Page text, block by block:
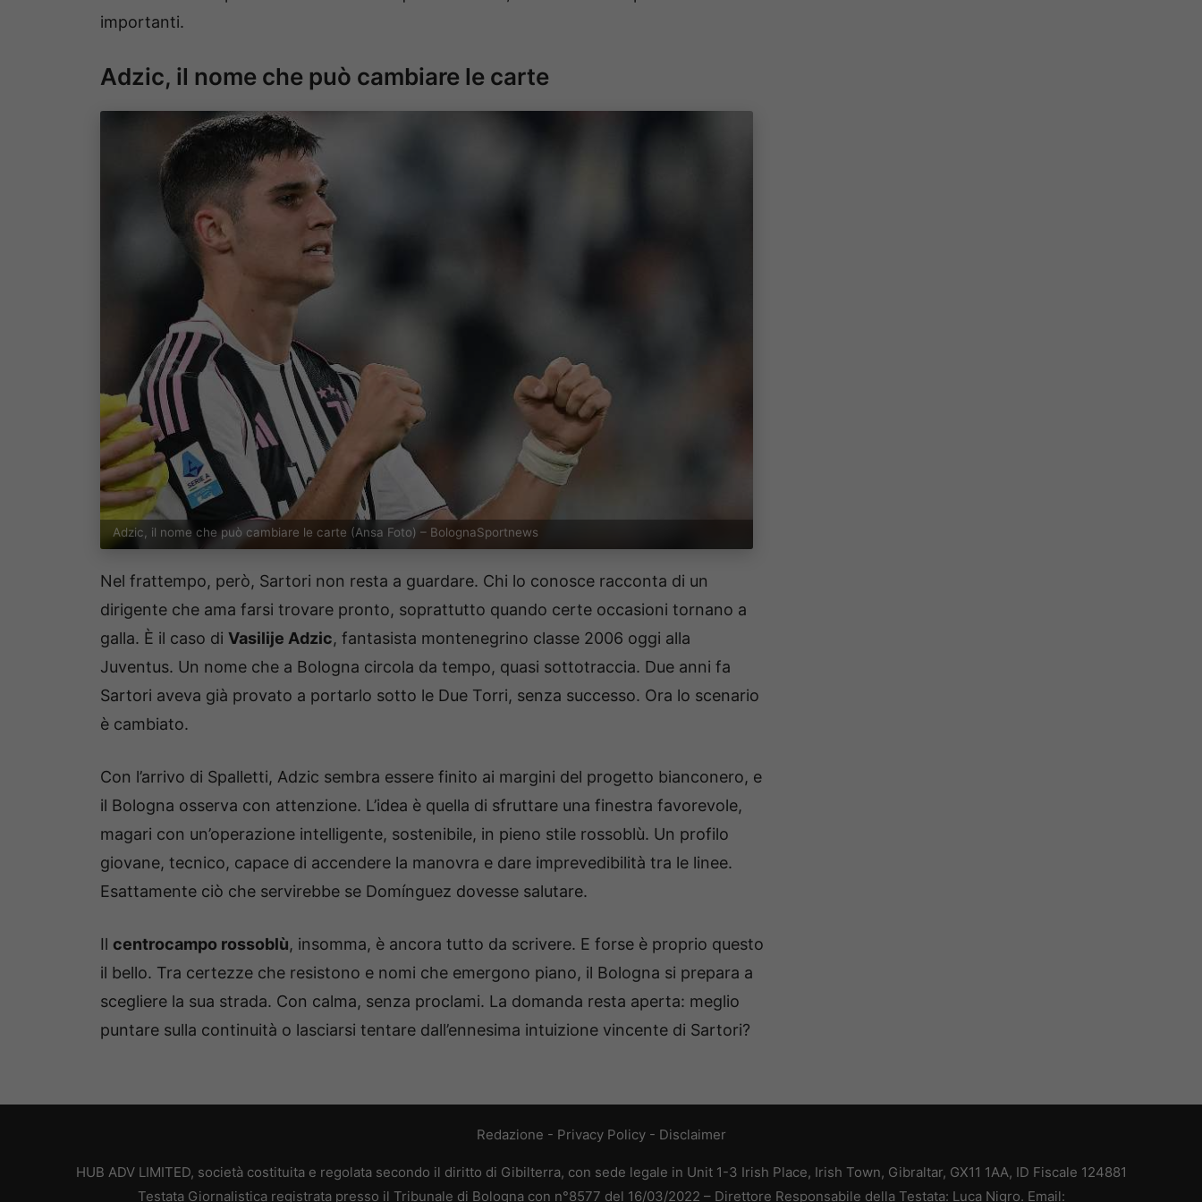
importanti.
Adzic, il nome che può cambiare le carte
Adzic, il nome che può cambiare le carte (Ansa Foto) – BolognaSportnews
Nel frattempo, però, Sartori non resta a guardare. Chi lo conosce racconta di un
dirigente che ama farsi trovare pronto, soprattutto quando certe occasioni tornano a
galla. È il caso di Vasilije Adzic, fantasista montenegrino classe 2006 oggi alla
Juventus. Un nome che a Bologna circola da tempo, quasi sottotraccia. Due anni fa
Sartori aveva già provato a portarlo sotto le Due Torri, senza successo. Ora lo scenario
è cambiato.
Con l’arrivo di Spalletti, Adzic sembra essere finito ai margini del progetto bianconero, e
il Bologna osserva con attenzione. L’idea è quella di sfruttare una finestra favorevole,
magari con un’operazione intelligente, sostenibile, in pieno stile rossoblù. Un profilo
giovane, tecnico, capace di accendere la manovra e dare imprevedibilità tra le linee.
Esattamente ciò che servirebbe se Domínguez dovesse salutare.
Il centrocampo rossoblù, insomma, è ancora tutto da scrivere. E forse è proprio questo
il bello. Tra certezze che resistono e nomi che emergono piano, il Bologna si prepara a
scegliere la sua strada. Con calma, senza proclami. La domanda resta aperta: meglio
puntare sulla continuità o lasciarsi tentare dall’ennesima intuizione vincente di Sartori?
Redazione - Privacy Policy- Disclaimer
HUB ADV LIMITED, società costituita e regolata secondo il diritto di Gibilterra, con sede legale in Unit 1-3 Irish Place, Irish Town, Gibraltar, GX11 1AA, ID Fiscale 124881
Testata Giornalistica registrata presso il Tribunale di Bologna con n°8577 del 16/03/2022 – Direttore Responsabile della Testata: Luca Nigro. Email: